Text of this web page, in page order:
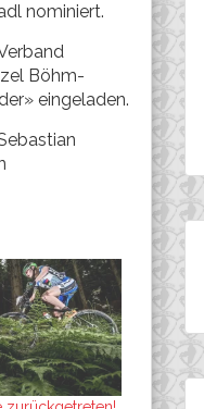
nominiert.
Böhm-
eingeladen.